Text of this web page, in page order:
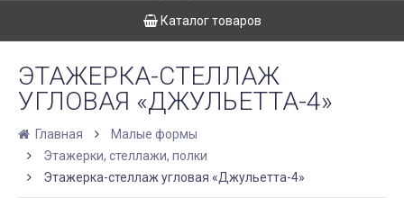
Каталог товаров
ЭТАЖЕРКА-СТЕЛЛАЖ
УГЛОВАЯ «ДЖУЛЬЕТТА-4»
Главная
Малые формы
Этажерки, стеллажи, полки
Этажерка-стеллаж угловая «Джульетта-4»